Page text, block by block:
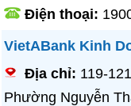
Điện thoại:
VietABank Kinh
Địa chỉ: 119-
Phường Nguyễn